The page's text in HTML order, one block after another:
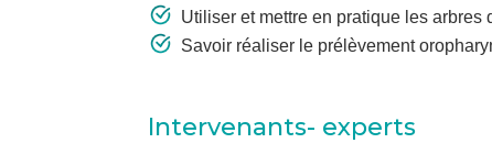
Utiliser et mettre en pratique les
Savoir réaliser le prélèvement
Intervenants- experts